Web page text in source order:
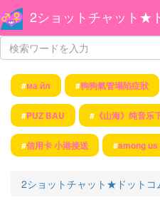
2ショットチャット★
#ма йл #狗狗氣管塌陷症狀
#PUZ BAU # 《山海》纯音乐
#信用卡 小港接送 #among us
2ショットチャット★ドットコ